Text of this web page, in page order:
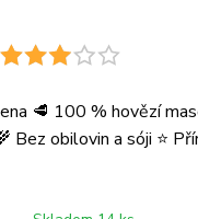
🥩 100 % hovězí
Bez obilovin a sóji ⭐